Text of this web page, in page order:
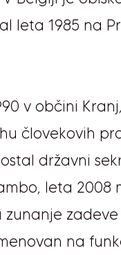
leta 1985 na
v občini
človekovih
državni
leta 2008
na